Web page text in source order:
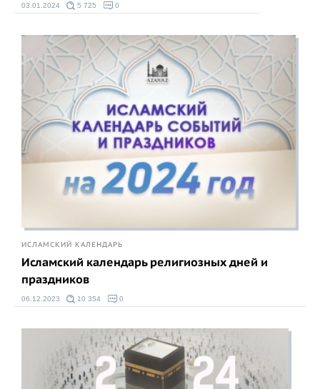
03.01.2024 5 725 0
ИСЛАМСКИЙ КАЛЕНДАРЬ
Исламский календарь религиозных дней и
праздников
06.12.2023 10 354 0